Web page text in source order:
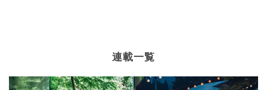
連載一覧